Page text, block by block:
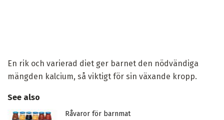
En rik och varierad diet ger barnet den nödvändiga
mängden kalcium, så viktigt för sin växande kropp.
See also
Råvaror för barnmat